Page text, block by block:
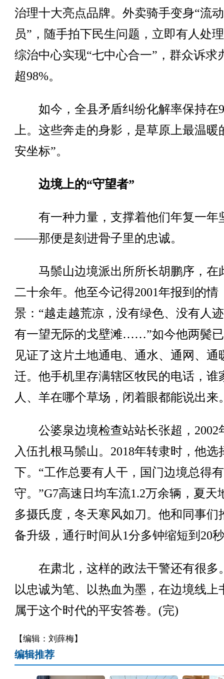
治理十大亮点品牌。外卖骑手变身“流
员”，随手拍下民生问题，立即有人处
综治中心实现“七中心合一”，群众诉求
超98%。
如今，全县矛盾纠纷化解率保持在
上。这些奔走的身影，是草原上最温暖
安坐标”。
边境上的“守望者”
有一种力量，支撑着他们年复一年
——那便是刻进骨子里的忠诚。
马鬃山边境派出所所长胡鹏序，在
二十余年。他至今记得2001年报到的情
景：“越走越荒凉，没有绿色、没有人
有一望无际的戈壁滩……”如今他两鬓
见证了这片土地通电、通水、通网、通
迁。他手机里存满辖区牧民的电话，谁
人、羊在哪个草场，闭着眼都能说出来
公婆泉边境检查站站长张超，2002
入伍扎根马鬃山。2018年转隶时，他选
下。“工作总要有人干，国门边境总得
守。”G7高速日均车流1.2万余辆，夏天
多摄氏度，冬天寒风如刀。他和同事们
备升级，通行时间从1分多钟缩短到20
在肃北，这样的政法干警还有很多
以忠诚为笔、以热血为墨，在边境线上
属于这个时代的平安答卷。(完)
【编辑：刘薛梅】
编辑推荐